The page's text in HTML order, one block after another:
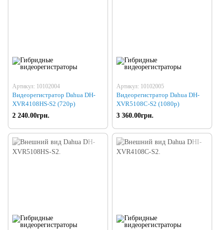
Артикул: 10102004
Видеорегистратор Dahua DH-
XVR4108HS-S2 (720p)
2 240.00грн.
Артикул: 10102005
Видеорегистратор Dahua DH-
XVR5108C-S2 (1080р)
3 360.00грн.